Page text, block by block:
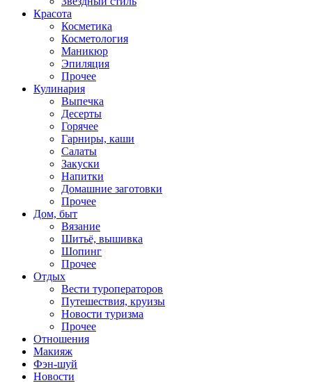
Красота
Косметика
Косметология
Маникюр
Эпиляция
Прочее
Кулинария
Выпечка
Десерты
Горячее
Гарниры, каши
Салаты
Закуски
Напитки
Домашние заготовки
Прочее
Дом, быт
Вязание
Шитьё, вышивка
Шопинг
Прочее
Отдых
Вести туроператоров
Путешествия, круизы
Новости туризма
Прочее
Отношения
Макияж
Фэн-шуй
Новости